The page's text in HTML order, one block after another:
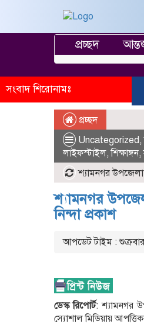
প্রচ্ছদ
সংবাদ শিরোনামঃ
প্রচ্ছদ
Uncategorized,
লাইফস্টাইল,শিক্ষাঙ্গন,
শ্যামনগর উপজেলা
শ্যামনগর
নিন্দা প্রকাশ
আপডেট টাইম :
ডেস্ক রিপোর্ট: শ্যামনগর
স্যোশাল মিডিয়ায়